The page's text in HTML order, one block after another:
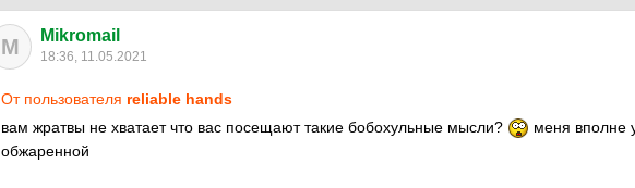
M Mikromail
18:36, 11.05.2021
От пользователя reliable hands
вам жратвы не хватает что вас посещают такие бобохульные мысли?
меня вполне
обжаренной